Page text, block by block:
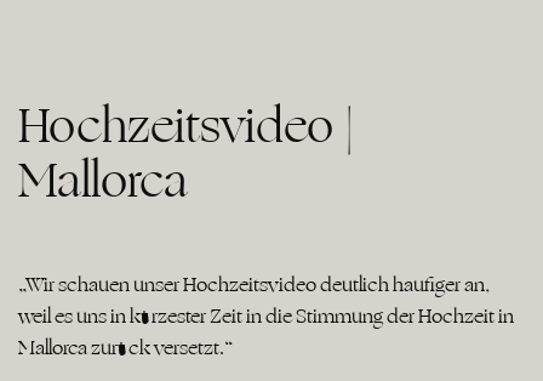
Hochzeitsvideo |
Mallorca
„Wir schauen unser Hochzeitsvideo deutlich häufiger an,
weil es uns in kürzester Zeit in die Stimmung der Hochzeit in
Mallorca zurück versetzt.“